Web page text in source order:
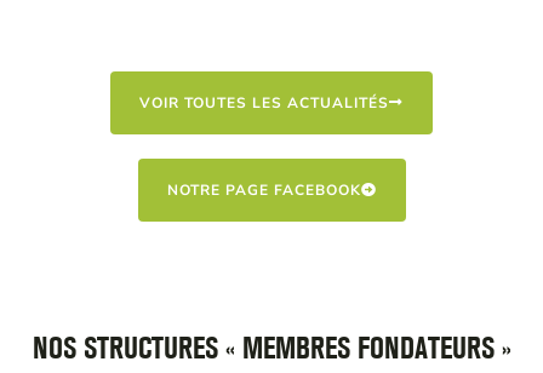
VOIR TOUTES LES ACTUALITÉS
NOTRE PAGE FACEBOOK
NOS STRUCTURES « MEMBRES FONDATEURS »